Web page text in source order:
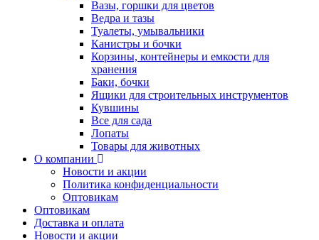
Вазы, горшки для цветов
Ведра и тазы
Туалеты, умывальники
Канистры и бочки
Корзины, контейнеры и емкости для
хранения
Баки, бочки
Ящики для строительных инструментов
Кувшины
Все для сада
Лопаты
Товары для животных
О компании
Новости и акции
Политика конфиденциальности
Оптовикам
Оптовикам
Доставка и оплата
Новости и акции